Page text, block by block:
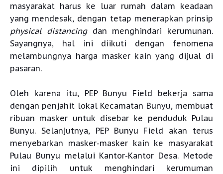
masyarakat harus ke luar rumah dalam keadaan
yang mendesak, dengan tetap menerapkan prinsip
physical distancingdan menghindari kerumunan.
Sayangnya, hal ini diikuti dengan fenomena
melambungnya harga masker kain yang dijual di
pasaran.
Oleh karena itu, PEP Bunyu Field bekerja sama
dengan penjahit lokal Kecamatan Bunyu, membuat
ribuan masker untuk disebar ke penduduk Pulau
Bunyu. Selanjutnya, PEP Bunyu Field akan terus
menyebarkan masker-masker kain ke masyarakat
Pulau Bunyu melalui Kantor-Kantor Desa. Metode
ini dipilih untuk menghindari kerumuman